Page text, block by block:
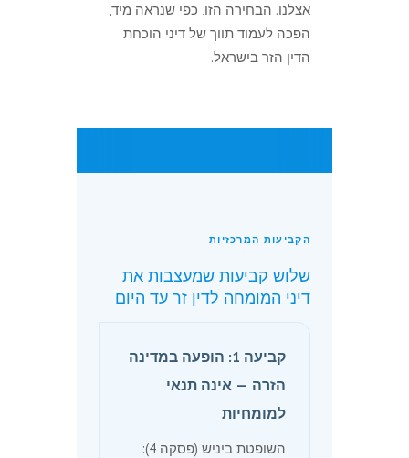
אצלנו. הבחירה הזו, כפי שנראה מיד,
הפכה לעמוד תווך של דיני הוכחת
הדין הזר בישראל.
הקביעות המרכזיות
שלוש קביעות שמעצבות את
דיני המומחה לדין זר עד היום
קביעה 1: הופעה במדינה
הזרה — אינה תנאי
למומחיות
השופטת ביניש (פסקה 4):